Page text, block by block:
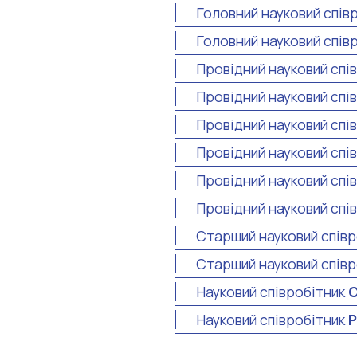
Головний науковий
Головний науковий
Провідний науковий
Провідний науковий
Провідний науковий
Провідний науковий
Провідний науковий
Провідний науковий
Старший науковий
Старший науковий
Науковий співробітник
Науковий співробітник